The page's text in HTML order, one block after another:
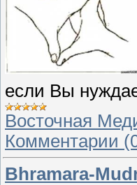
если Вы
Восточная
Комментарии
Bhramara-